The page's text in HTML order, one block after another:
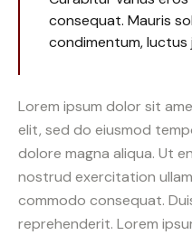
consequat. Mauris
condimentum, luctus
Lorem ipsum dolor sit
elit, sed do eiusmod
dolore magna aliqua. Ut
nostrud exercitation
commodo consequat.
reprehenderit. Lorem